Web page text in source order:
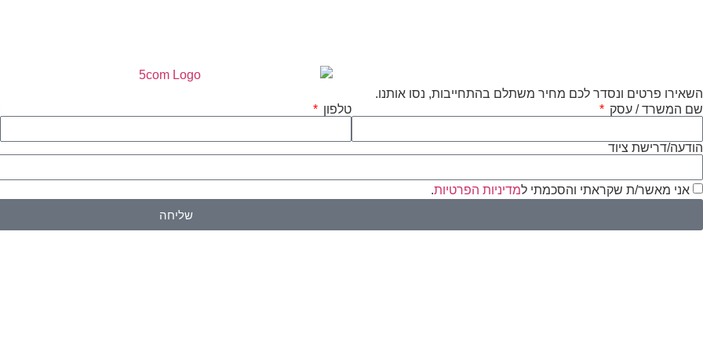
השאירו פרטים ונסדר לכם מחיר משתלם בהתחייבות, נסו אותנו.
שם המשרד / עסק
טלפון
הודעה/דרישת ציוד
אני מאשר/ת שקראתי והסכמתי למדיניות הפרטיות.
שליחה